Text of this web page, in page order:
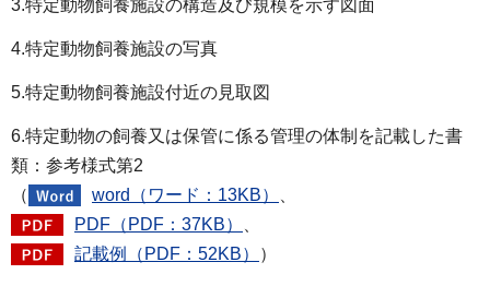
3.特定動物飼養施設の構造及び規模を示す図面
4.特定動物飼養施設の写真
5.特定動物飼養施設付近の見取図
6.特定動物の飼養又は保管に係る管理の体制を記載した書
類：参考様式第2
（
word（ワード：13KB）
PDF（PDF：37KB）
記載例（PDF：52KB）
）